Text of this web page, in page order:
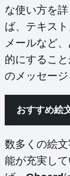
な使い方を
ば、テキス
メールなど
的にするこ
のメッセー
おすすめ絵
数多くの絵
能が充実し